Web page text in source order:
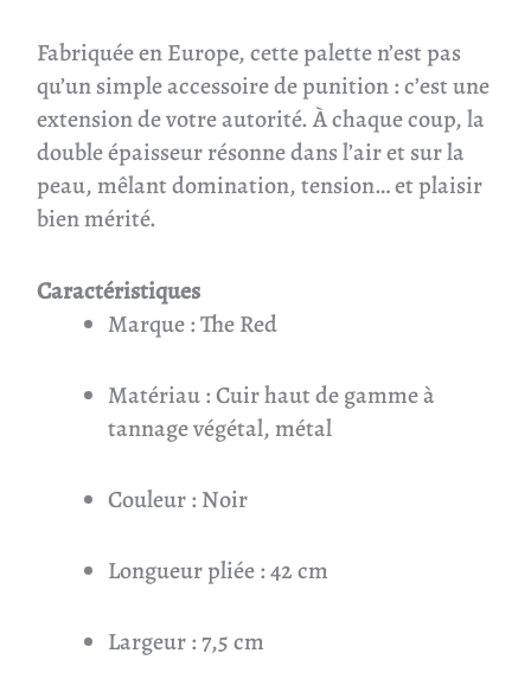
Fabriquée en Europe, cette palette n’est pas
qu’un simple accessoire de punition : c’est une
extension de votre autorité. À chaque coup, la
double épaisseur résonne dans l’air et sur la
peau, mêlant domination, tension… et plaisir
bien mérité.
Caractéristiques
Marque : The Red
Matériau : Cuir haut de gamme à
tannage végétal, métal
Couleur : Noir
Longueur pliée : 42 cm
Largeur : 7,5 cm